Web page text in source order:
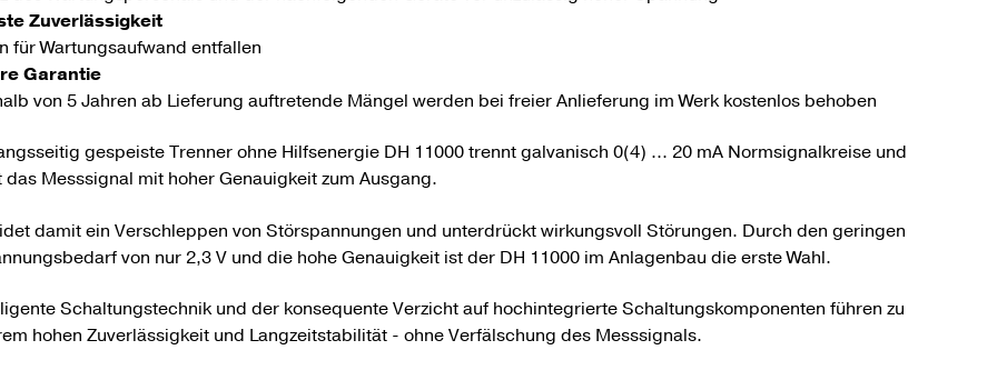
Zuverlässigkeit
für Wartungsaufwand entfallen
Garantie
von 5 Jahren ab Lieferung auftretende Mängel werden bei freier Anlieferung im Werk kostenlos behoben
gespeiste Trenner ohne Hilfs­energie DH 11000 trennt gal­vanisch 0(4) ... 20 mA Norm­signal­kreise und
Mess­signal mit hoher Genauig­keit zum Ausgang.
damit ein Ver­schleppen von Stör­spannungen und unter­drückt wirkungs­voll Störungen. Durch den geringen
von nur 2,3 V und die hohe Genauig­keit ist der DH 11000 im Anlagen­bau die erste Wahl.
Schaltungs­technik und der konse­quente Verzicht auf hoch­integrierte Schaltungs­kompo­nenten führen zu
hohen Zu­ver­lässig­keit und Lang­zeit­stabilität - ohne Ver­fälschung des Mess­signals.